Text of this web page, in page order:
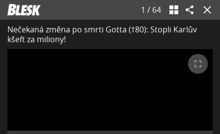
1 / 64
Nečekaná změna po smrti Gotta (†80): Stopli Karlův
kšeft za miliony!